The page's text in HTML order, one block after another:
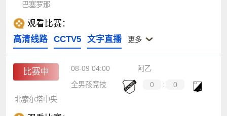
巴塞罗那
观看比赛：
高清线路
CCTV5 文字直播 更多
比赛中 08-09 04:00
阿乙
全男孩竞技
0 :
0
北索尔塔中央